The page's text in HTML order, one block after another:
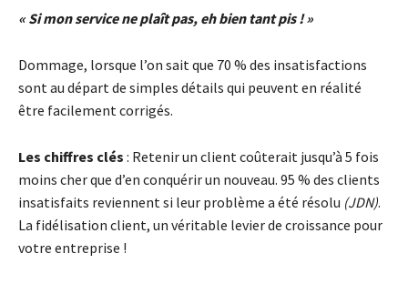
« Si mon service ne plaît pas, eh bien tant pis ! »
Dommage, lorsque l’on sait que 70 % des insatisfactions
sont au départ de simples détails qui peuvent en réalité
être facilement corrigés.
Les chiffres clés : Retenir un client coûterait jusqu’à 5 fois
moins cher que d’en conquérir un nouveau. 95 % des clients
insatisfaits reviennent si leur problème a été résolu (JDN).
La fidélisation client, un véritable levier de croissance pour
votre entreprise !